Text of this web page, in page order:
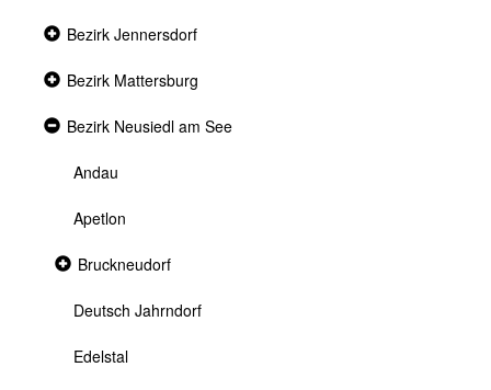
Collapsed
Bezirk Jennersdorf
Collapsed
Bezirk Mattersburg
Expanded
Bezirk Neusiedl am See
Andau
Apetlon
Collapsed
Bruckneudorf
Deutsch Jahrndorf
Edelstal